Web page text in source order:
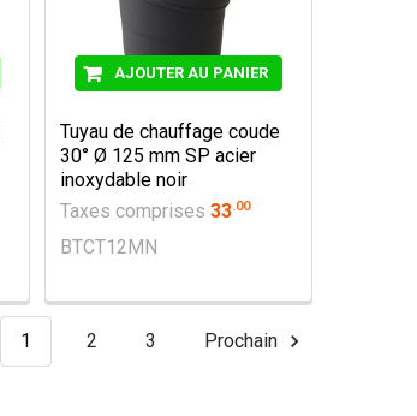
AJOUTER AU PANIER
Tuyau de chauffage coude
30° Ø 125 mm SP acier
inoxydable noir
Taxes comprises 33.00
BTCT12MN
1 2 3 Prochain